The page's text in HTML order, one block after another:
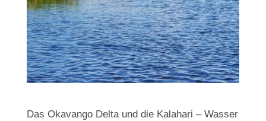
Das Okavango Delta und die Kalahari – Wasser